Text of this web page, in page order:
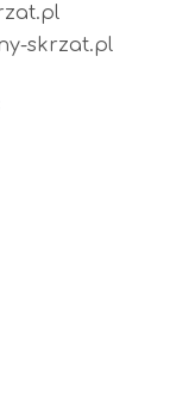
skrzat.pl